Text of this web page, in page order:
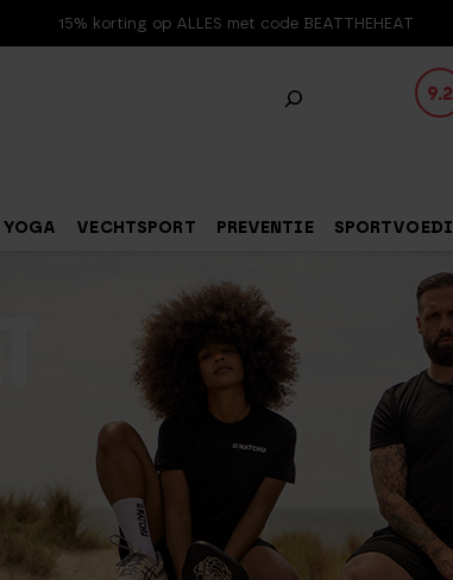
15% korting op ALLES met code BEATTHEHEAT
9.2
YOGA VECHTSPORT PREVENTIE